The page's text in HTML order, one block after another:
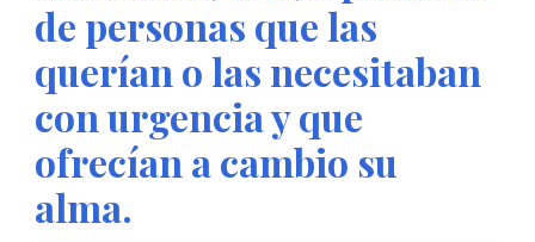
de personas que las
querían o las necesitaban
con urgencia y que
ofrecían a cambio su
alma.